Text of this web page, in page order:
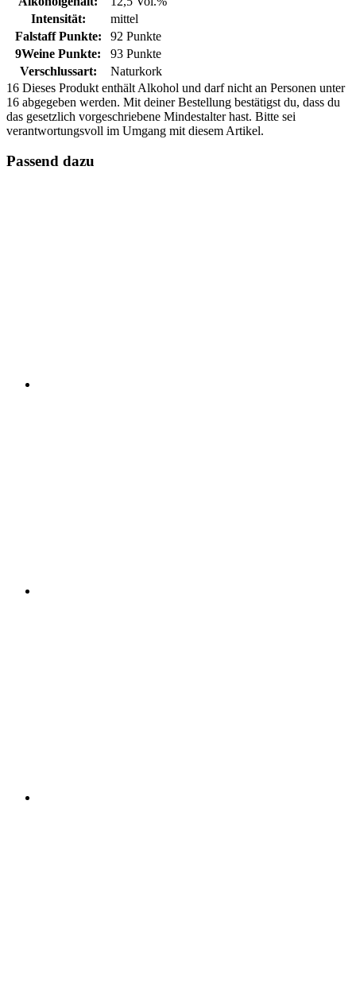
Intensität:
mittel
Falstaff Punkte:
92 Punkte
9Weine Punkte:
93 Punkte
Verschlussart:
Naturkork
16 Dieses Produkt enthält Alkohol und darf nicht an Personen unter
16 abgegeben werden. Mit deiner Bestellung bestätigst du, dass du
das gesetzlich vorgeschriebene Mindestalter hast. Bitte sei
verantwortungsvoll im Umgang mit diesem Artikel.
Passend dazu